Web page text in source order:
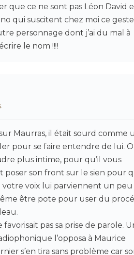
que ce ne sont pas Léon David
qui suscitent chez moi ce
personnage dont j’ai du mal à
le nom !!!!
Maurras, il était sourd comme
pour se faire entendre de lui.
plus intime, pour qu’il vous
poser son front sur le sien pour
votre voix lui parviennent un peu
être pote pour user du
pas sa prise de parole.
l’opposa à Maurice
s’en tira sans problème car